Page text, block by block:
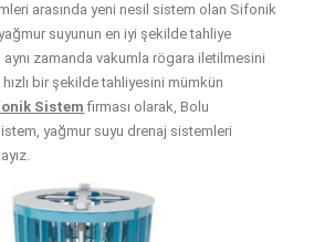
arasında yeni nesil sistem olan Sifonik
suyunun en iyi şekilde tahliye
zamanda vakumla rögara iletilmesini
bir şekilde tahliyesini mümkün
Sistem firması olarak, Bolu
yağmur suyu drenaj sistemleri